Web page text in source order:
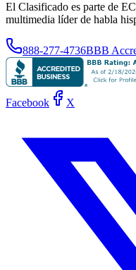
El Clasificado es parte de
multimedia líder de habla
888-277-4736BBB
Facebook X